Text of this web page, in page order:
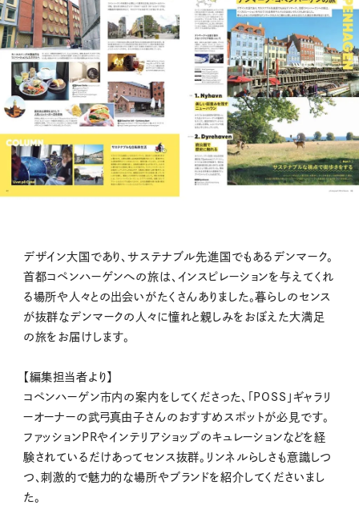
デザイン大国であり、サステナブル先進国でもあるデンマーク。
首都コペンハーゲンへの旅は、インスピレーションを与えてくれ
る場所や人々との出会いがたくさんありました。暮らしのセンス
が抜群なデンマークの人々に憧れと親しみをおぼえた大満足
の旅をお届けします。
【編集担当者より】
コペンハーゲン市内の案内をしてくださった、「POSS」ギャラリ
ーオーナーの武弓真由子さんのおすすめスポットが必見です。
ファッションPRやインテリアショップのキュレーションなどを経
験されているだけあってセンス抜群。リンネルらしさも意識しつ
つ、刺激的で魅力的な場所やブランドを紹介してくださいまし
た。